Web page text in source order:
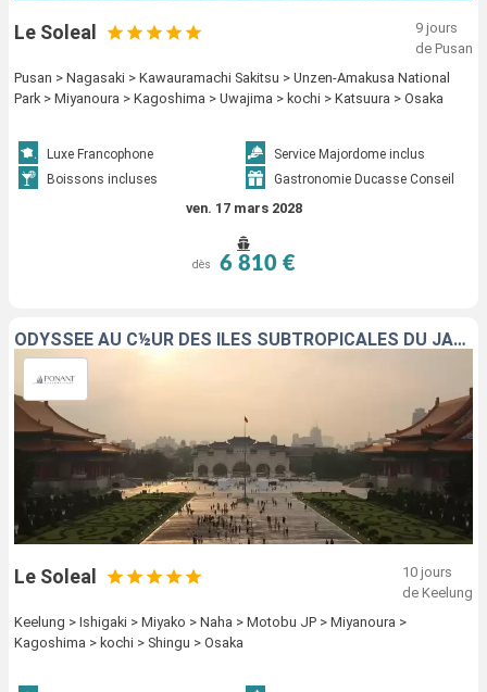
Le Soleal
9 jours
de Pusan
Pusan > Nagasaki > Kawauramachi Sakitsu > Unzen-Amakusa National
Park > Miyanoura > Kagoshima > Uwajima > kochi > Katsuura > Osaka
Luxe Francophone
Service Majordome inclus
Boissons incluses
Gastronomie Ducasse Conseil
ven. 17 mars 2028
dès 6 810 €
ODYSSÉE AU C½UR DES ÎLES SUBTROPICALES DU JAPON
Le Soleal
10 jours
de Keelung
Keelung > Ishigaki > Miyako > Naha > Motobu JP > Miyanoura >
Kagoshima > kochi > Shingu > Osaka